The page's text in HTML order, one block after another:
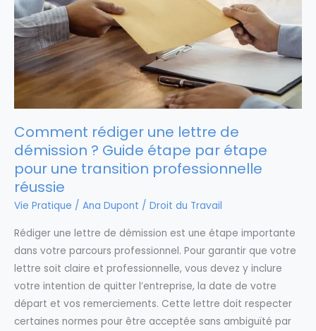
Comment rédiger une lettre de
démission ? Guide étape par étape
pour une transition professionnelle
réussie
Vie Pratique / Ana Dupont / Droit du Travail
Rédiger une lettre de démission est une étape importante
dans votre parcours professionnel. Pour garantir que votre
lettre soit claire et professionnelle, vous devez y inclure
votre intention de quitter l’entreprise, la date de votre
départ et vos remerciements. Cette lettre doit respecter
certaines normes pour être acceptée sans ambiguïté par